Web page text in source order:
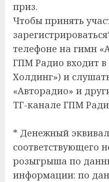
приз.
Чтобы принять
телефоне на гимн
ГПМ Радио входит
Холдинг») и
«Авторадио» и
ТГ-канале ГПМ
* Денежный
соответствующего
розыгрыша по
информации: по